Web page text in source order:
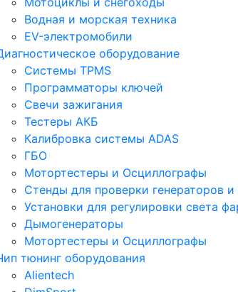
Водная и морская техника
EV-электромобили
оборудование
Системы TPMS
Программаторы ключей
Свечи зажигания
Тестеры АКБ
Калибровка системы ADAS
ГБО
Мотортестеры и Осциллографы
Стенды для проверки генераторов и
Установки для регулировки света
Дымогенераторы
Мотортестеры и Осциллографы
тюнинг оборудования
Alientech